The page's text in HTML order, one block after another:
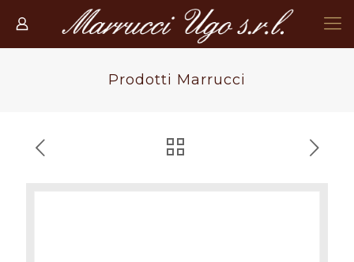
Prodotti Marrucci